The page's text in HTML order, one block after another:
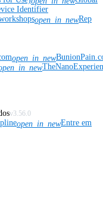
Identifier
open_in_newRep
open_in_new
v3.56.0
open_in_newEntre em